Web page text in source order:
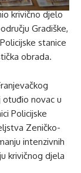
krivično djelo
Gradiške,
stanice
obrada.
otuđio novac u
Policijske
Zeničko-
intenzivnih
krivičnog djela